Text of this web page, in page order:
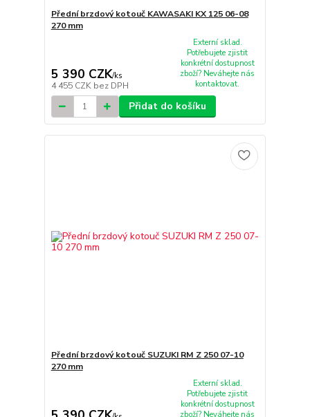
Přední brzdový kotouč KAWASAKI KX 125 06-08
270 mm
5 390 CZK/ks
4 455 CZK bez DPH
Externí sklad.
Potřebujete zjistit
konkrétní dostupnost
zboží? Neváhejte nás
kontaktovat.
Přidat do košíku
Přední brzdový kotouč SUZUKI RM Z 250 07-10
270 mm
Externí sklad.
Potřebujete zjistit
konkrétní dostupnost
zboží? Neváhejte nás